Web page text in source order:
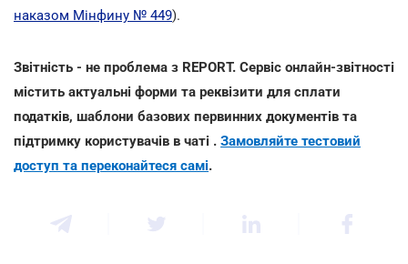
наказом Мінфину № 449).
Звітність - не проблема з REPORT. Сервіс онлайн-звітності
містить актуальні форми та реквізити для сплати
податків, шаблони базових первинних документів та
підтримку користувачів в чаті . Замовляйте тестовий
доступ та переконайтеся самі.